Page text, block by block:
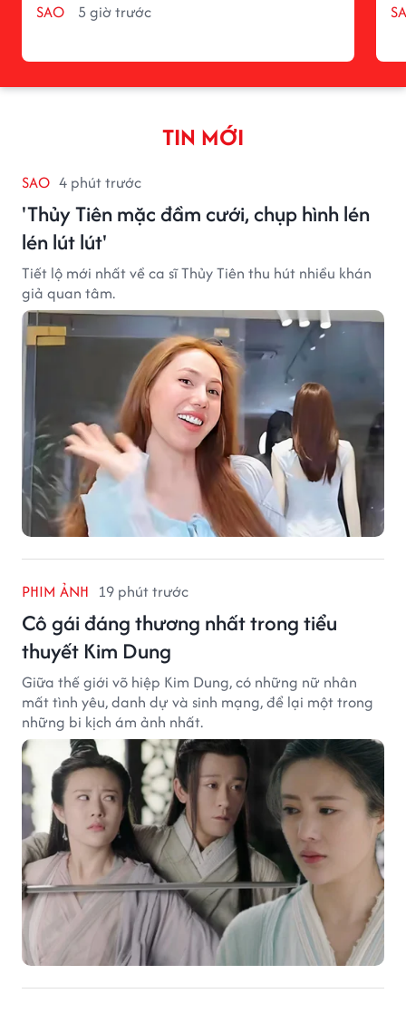
SAO 5 giờ trước
TIN MỚI
SAO 4 phút trước
'Thủy Tiên mặc đầm cưới, chụp hình lén
lén lút lút'
Tiết lộ mới nhất về ca sĩ Thủy Tiên thu hút nhiều khán
giả quan tâm.
PHIM ẢNH 19 phút trước
Cô gái đáng thương nhất trong tiểu
thuyết Kim Dung
Giữa thế giới võ hiệp Kim Dung, có những nữ nhân
mất tình yêu, danh dự và sinh mạng, để lại một trong
những bi kịch ám ảnh nhất.